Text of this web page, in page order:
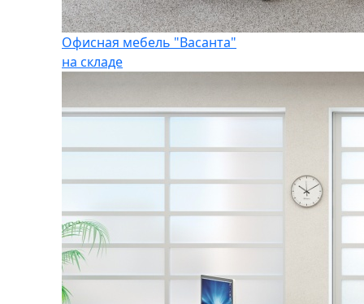
Офисная мебель "Васанта"
на складе